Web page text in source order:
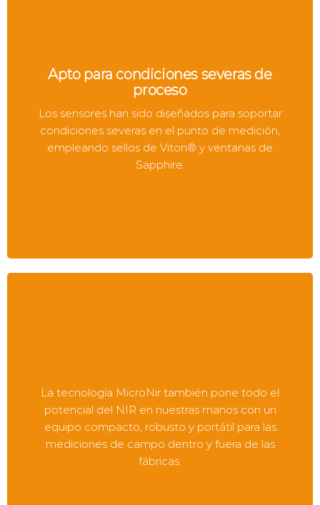
Apto para condiciones severas de
proceso
Los sensores han sido diseñados para soportar
condiciones severas en el punto de medición,
empleando sellos de Viton® y ventanas de
Sapphire.
La tecnología MicroNir también pone todo el
potencial del NIR en nuestras manos con un
equipo compacto, robusto y portátil para las
mediciones de campo dentro y fuera de las
fábricas.